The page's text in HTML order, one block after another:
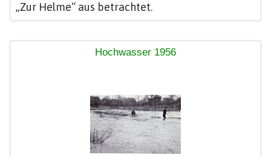
„Zur Helme“ aus betrachtet.
Hochwasser 1956